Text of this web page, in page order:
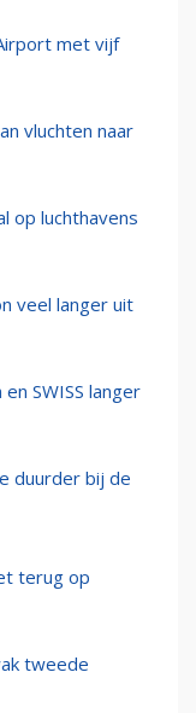
met vijf
vluchten naar
op luchthavens
veel langer uit
SWISS langer
duurder bij de
terug op
tweede